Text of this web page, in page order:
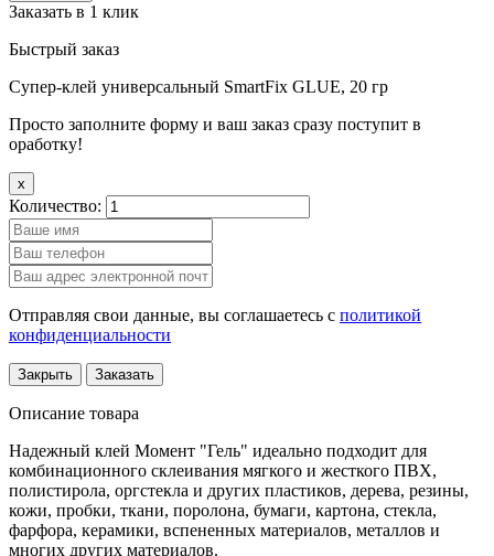
Заказать в 1 клик
Быстрый заказ
Супер-клей универсальный SmartFix GLUE, 20 гр
Просто заполните форму и ваш заказ сразу поступит в
оработку!
x
Количество:
Отправляя свои данные, вы соглашаетесь с политикой
конфиденциальности
Закрыть Заказать
Описание товара
Надежный клей Момент "Гель" идеально подходит для
комбинационного склеивания мягкого и жесткого ПВХ,
полистирола, оргстекла и других пластиков, дерева, резины,
кожи, пробки, ткани, поролона, бумаги, картона, стекла,
фарфора, керамики, вспененных материалов, металлов и
многих других материалов.